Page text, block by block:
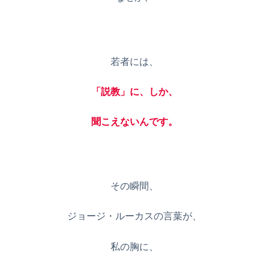
若者には、
「説教」に、しか、
聞こえないんです。
その瞬間、
ジョージ・ルーカスの言葉が、
私の胸に、